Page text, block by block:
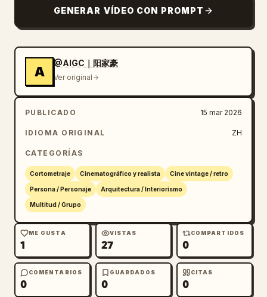
por una ligera brisa, sus largas pestañas
proyectan sombras sutiles, su piel es
involuntaria curvatura de la comisura de su
boca por la concentración, respiración ligera
y uniforme.
4-9 segundos: Se cambia a un primer plano del
chico. El cuello de su uniforme escolar está
ligeramente suelto, apoya el codo en el
mirarla, sus ojos llenos de afecto y ternura
suaves y contenidos, sus pupilas ligeramente
dilatadas, su nuez de Adán se mueve
suavemente. De repente, al notar que ella
detiene su pluma, él rápidamente y con
nerviosismo gira la cabeza para fingir que
mira sus propias notas, sus lóbulos de las
orejas se ponen ligeramente rojos, sus dedos
tiemblan ligeramente mientras sujeta el
bolígrafo, ocasionalmente la mira por debajo
GENERAR VÍDEO CON PROMPT
A
@AIGC｜阳家豪
Ver original
PUBLICADO 15 mar 2026
IDIOMA ORIGINAL ZH
CATEGORÍAS
Cortometraje Cinematográfico y realista Cine vintage / retro
Persona / Personaje Arquitectura / Interiorismo
Multitud / Grupo
ME GUSTA
1
VISTAS
27
COMPARTIDOS
0
COMENTARIOS
0
GUARDADOS
0
CITAS
0